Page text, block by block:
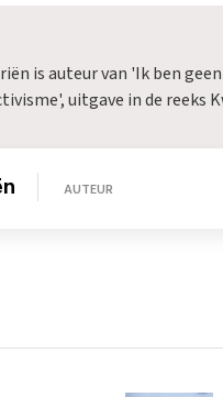
is auteur van 'Ik ben
uitgave in de reeks
AUTEUR